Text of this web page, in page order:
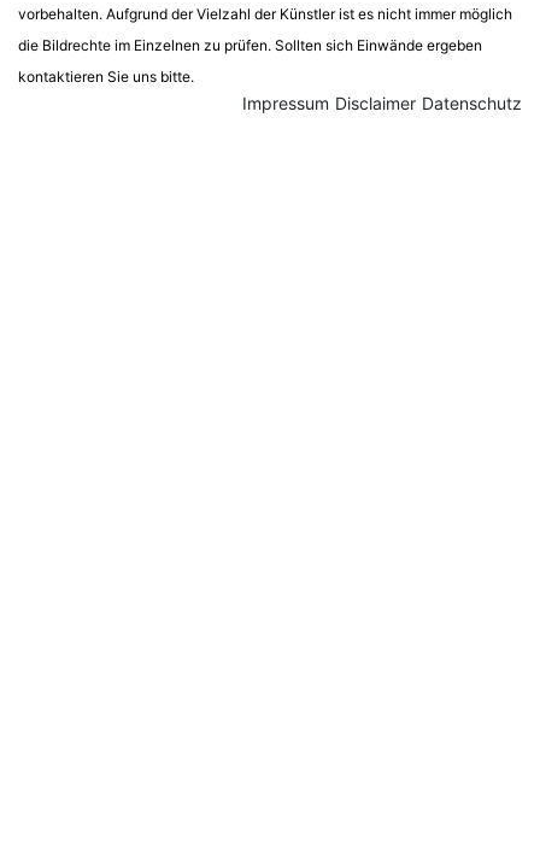
vorbehalten. Aufgrund der Vielzahl der Künstler ist es nicht immer möglich
die Bildrechte im Einzelnen zu prüfen. Sollten sich Einwände ergeben
kontaktieren Sie uns bitte.
Datenschutz
Disclaimer
Impressum